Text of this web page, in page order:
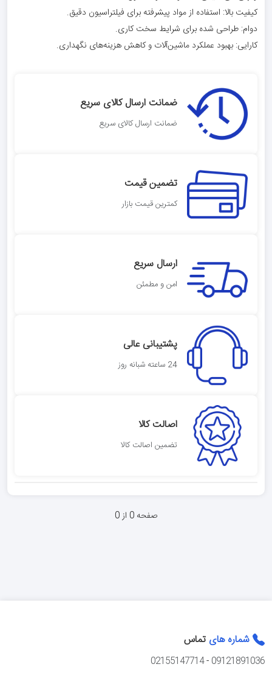
کیفیت بالا: استفاده از مواد پیشرفته برای فیلتراسیون دقیق.
دوام: طراحی شده برای شرایط سخت کاری.
کارایی: بهبود عملکرد ماشین‌آلات و کاهش هزینه‌های نگهداری.
ضمانت ارسال کالای سریع
ضمانت ارسال کالای سریع
تضمین قیمت
کمترین قیمت بازار
ارسال سریع
امن و مطمئن
پشتیبانی عالی
24 ساعته شبانه روز
اصالت کالا
تضمین اصالت کالا
صفحه 0 از 0
شماره های تماس
09121891036
-
02155147714